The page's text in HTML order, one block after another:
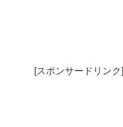
[スポンサードリンク]